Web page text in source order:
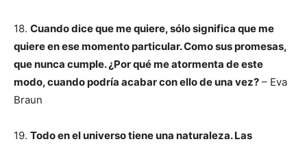
18. Cuando dice que me quiere, sólo significa que me
quiere en ese momento particular. Como sus promesas,
que nunca cumple. ¿Por qué me atormenta de este
modo, cuando podría acabar con ello de una vez? – Eva
Braun
19. Todo en el universo tiene una naturaleza. Las